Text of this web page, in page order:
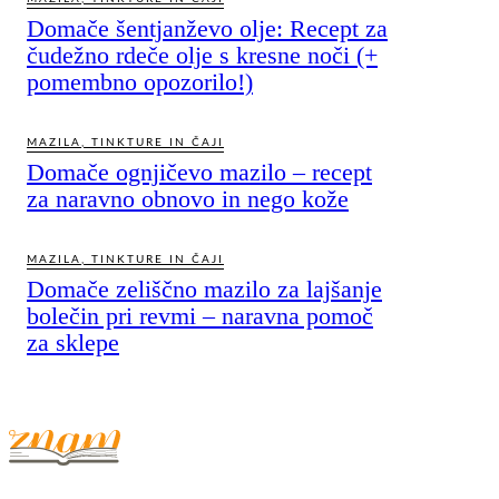
Domače šentjanževo olje: Recept za
čudežno rdeče olje s kresne noči (+
pomembno opozorilo!)
MAZILA, TINKTURE IN ČAJI
Domače ognjičevo mazilo – recept
za naravno obnovo in nego kože
MAZILA, TINKTURE IN ČAJI
Domače zeliščno mazilo za lajšanje
bolečin pri revmi – naravna pomoč
za sklepe